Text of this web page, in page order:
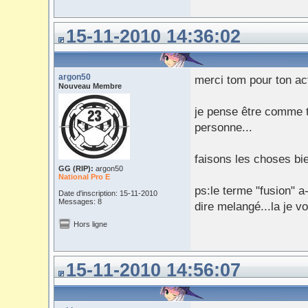
15-11-2010 14:36:02
argon50
Nouveau Membre
GG (RIP): argon50
National Pro E
Date d'inscription: 15-11-2010
Messages: 8
merci tom pour ton
je pense être
personne...
faisons les choses
ps:le terme "fusion"
dire melangé...la je
Hors ligne
15-11-2010 14:56:07